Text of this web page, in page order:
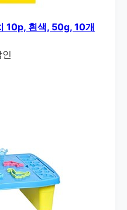
10p, 흰색, 50g, 10개